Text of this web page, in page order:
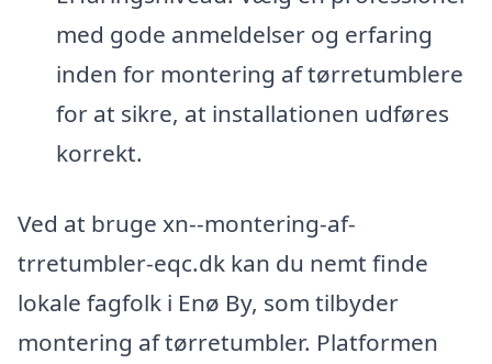
med gode anmeldelser og erfaring
inden for montering af tørretumblere
for at sikre, at installationen udføres
korrekt.
Ved at bruge xn--montering-af-
trretumbler-eqc.dk kan du nemt finde
lokale fagfolk i Enø By, som tilbyder
montering af tørretumbler. Platformen